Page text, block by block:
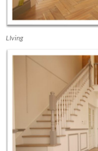
LIving